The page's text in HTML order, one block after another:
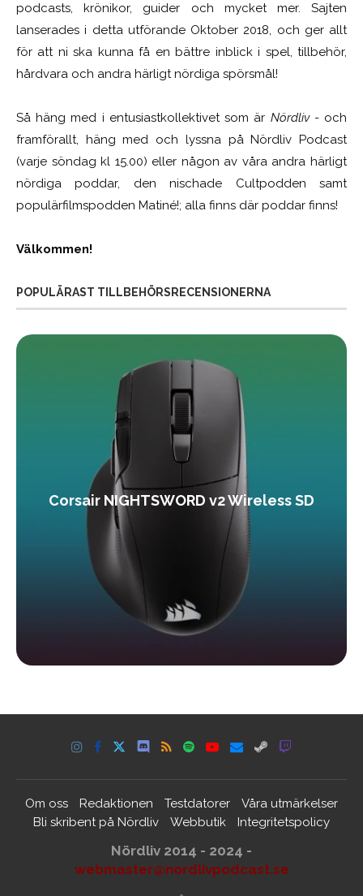
podcasts, krönikor, guider och mycket mer. Sajten
lanserades i detta utförande Oktober 2018, och ger allt
för att ni ska kunna få en bättre inblick i spel, tillbehör,
hårdvara och andra härligt nördiga spörsmål!
Så häng med i entusiastkollektivet som är Nördliv- och
framförallt, häng med och lyssna på Nördliv Podcast
(varje söndag kl 15.00) eller någon av våra andra härligt
nördiga poddar, den nischade Cultpodden samt
populärfilmspodden Matiné!; alla finns där poddar finns!
Välkommen!
POPULÄRAST TILLBEHÖRSRECENSIONERNA
Corsair NIGHTSWORD v2 Wireless SD
Om oss Redaktionen Testdatorer
Våra utmärkelser
Bli skribent på Nördliv
Webbutik Integritetspolicy
Nördliv 2014 - 2024 -
webmaster@nordlivpodcast.se